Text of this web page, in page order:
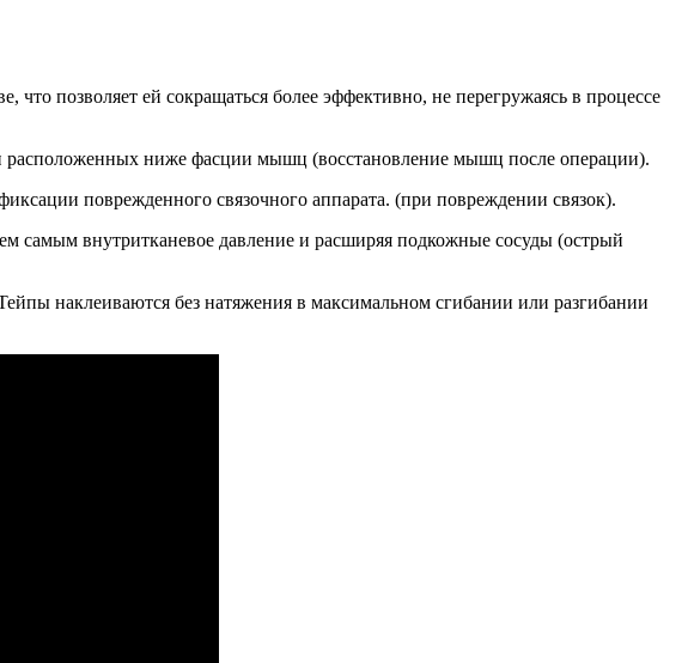
позволяет ей сокращаться более эффективно, не перегружаясь в процессе
расположенных ниже фасции мышц (восстановление мышц после операции).
поврежденного связочного аппарата. (при повреждении связок).
самым внутритканевое давление и расширяя подкожные сосуды (острый
наклеиваются без натяжения в максимальном сгибании или разгибании